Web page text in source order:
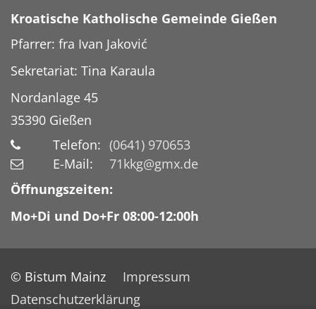
Kroatische Katholische Gemeinde Gießen
Pfarrer: fra Ivan Jaković
Sekretariat: Tina Karaula
Nordanlage 45
35390 Gießen
Telefon: (0641) 970653
E-Mail:
71kkg@gmx.de
Öffnungszeiten:
Mo+Di und Do+Fr 08:00-12:00h
© Bistum Mainz
Impressum
Datenschutzerklärung